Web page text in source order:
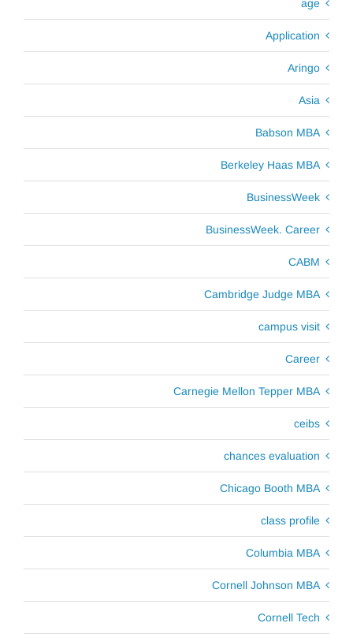
age
Application
Aringo
Asia
Babson MBA
Berkeley Haas MBA
BusinessWeek
BusinessWeek. Career
CABM
Cambridge Judge MBA
campus visit
Career
Carnegie Mellon Tepper MBA
ceibs
chances evaluation
Chicago Booth MBA
class profile
Columbia MBA
Cornell Johnson MBA
Cornell Tech